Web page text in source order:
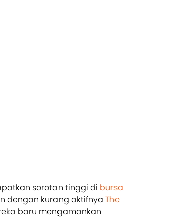
sorotan tinggi di bursa
dengan kurang aktifnya The
baru mengamankan